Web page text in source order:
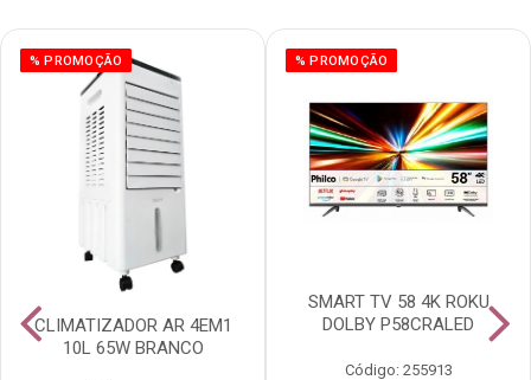
% PROMOÇÃO
CLIMATIZADOR AR 4EM1
10L 65W BRANCO
% PROMOÇÃO
SMART TV 58 4K ROKU
DOLBY P58CRALED
Código: 255913